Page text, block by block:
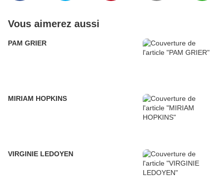
Vous aimerez aussi
PAM GRIER
MIRIAM HOPKINS
VIRGINIE LEDOYEN